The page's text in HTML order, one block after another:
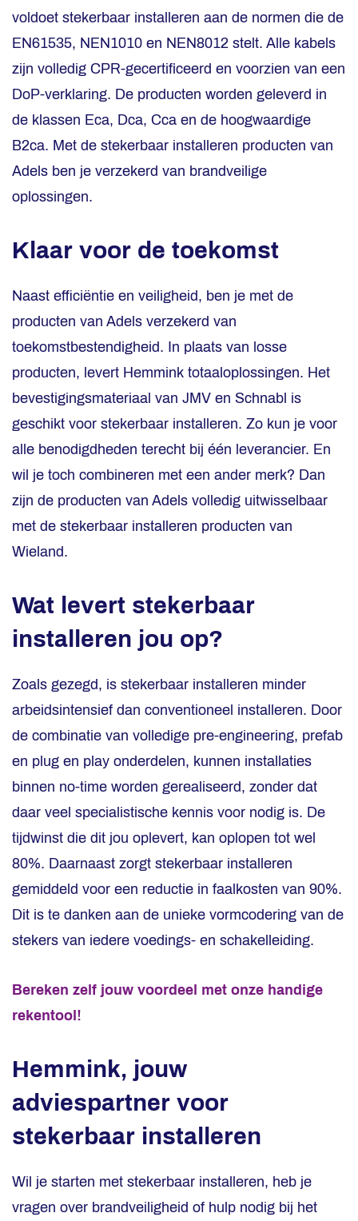
voldoet stekerbaar installeren aan de normen die de
EN61535, NEN1010 en NEN8012 stelt. Alle kabels
zijn volledig CPR-gecertificeerd en voorzien van een
DoP-verklaring. De producten worden geleverd in
de klassen Eca, Dca, Cca en de hoogwaardige
B2ca. Met de stekerbaar installeren producten van
Adels ben je verzekerd van brandveilige
oplossingen.
Klaar voor de toekomst
Naast efficiëntie en veiligheid, ben je met de
producten van Adels verzekerd van
toekomstbestendigheid. In plaats van losse
producten, levert Hemmink totaaloplossingen. Het
bevestigingsmateriaal van JMV en Schnabl is
geschikt voor stekerbaar installeren. Zo kun je voor
alle benodigdheden terecht bij één leverancier. En
wil je toch combineren met een ander merk? Dan
zijn de producten van Adels volledig uitwisselbaar
met de stekerbaar installeren producten van
Wieland.
Wat levert stekerbaar
installeren jou op?
Zoals gezegd, is stekerbaar installeren minder
arbeidsintensief dan conventioneel installeren. Door
de combinatie van volledige pre-engineering, prefab
en plug en play onderdelen, kunnen installaties
binnen no-time worden gerealiseerd, zonder dat
daar veel specialistische kennis voor nodig is. De
tijdwinst die dit jou oplevert, kan oplopen tot wel
80%. Daarnaast zorgt stekerbaar installeren
gemiddeld voor een reductie in faalkosten van 90%.
Dit is te danken aan de unieke vormcodering van de
stekers van iedere voedings- en schakelleiding.
Bereken zelf jouw voordeel met onze handige
rekentool!
Hemmink, jouw
adviespartner voor
stekerbaar installeren
Wil je starten met stekerbaar installeren, heb je
vragen over brandveiligheid of hulp nodig bij het